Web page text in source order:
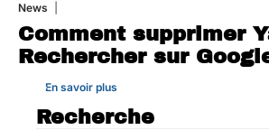
News
Comment supprimer
Rechercher sur
En savoir plus
Recherche